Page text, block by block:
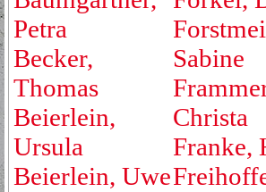
Petra
Becker,
Thomas
Beierlein,
Ursula
Beierlein, Uwe
Sabine
Christa
Franke,